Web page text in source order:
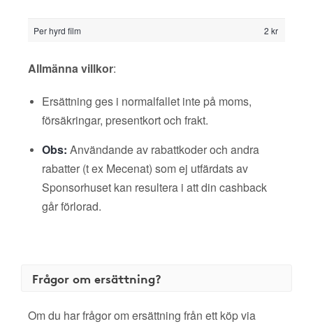
Per hyrd film 2 kr
Allmänna villkor:
Ersättning ges i normalfallet inte på moms,
försäkringar, presentkort och frakt.
Obs: Användande av rabattkoder och andra
rabatter (t ex Mecenat) som ej utfärdats av
Sponsorhuset kan resultera i att din cashback
går förlorad.
Frågor om ersättning?
Om du har frågor om ersättning från ett köp via